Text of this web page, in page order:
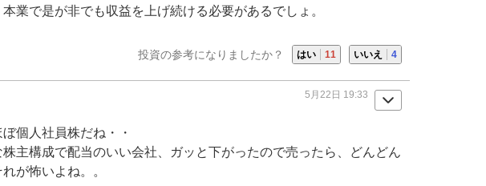
業で是が非でも収益を上げ続ける必要があるでしょ。
投資の参考になりましたか？ はい 11 いいえ 4
5月22日 19:33
個人社員株だね・・
主構成で配当のいい会社、ガッと下がったので売ったら、どんどん
が怖いよね。。